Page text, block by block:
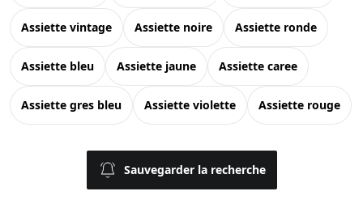
assiette vintage assiette noire assiette ronde
assiette bleu assiette jaune assiette caree
assiette gres bleu assiette violette assiette rouge
Sauvegarder la recherche